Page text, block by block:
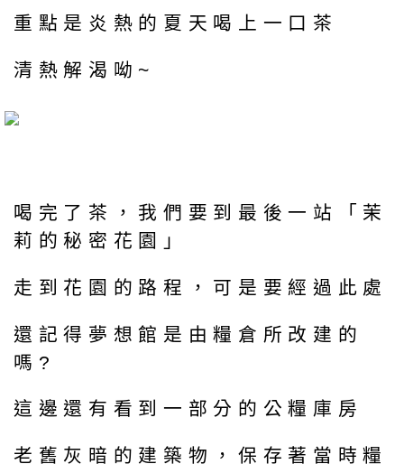
重點是炎熱的夏天喝上一口茶
清熱解渴呦~
喝完了茶，我們要到最後一站「茉
莉的秘密花園」
走到花園的路程，可是要經過此處
還記得夢想館是由糧倉所改建的
嗎?
這邊還有看到一部分的公糧庫房
老舊灰暗的建築物，保存著當時糧